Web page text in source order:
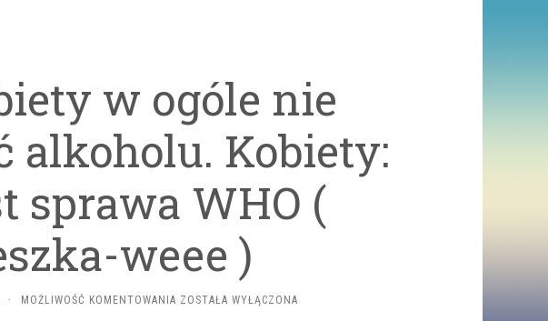
w ogóle nie
alkoholu. Kobiety:
sprawa WHO (
weee )
· MOŻLIWOŚĆ KOMENTOWANIA WHO:
ZOSTAŁA WYŁĄCZONA